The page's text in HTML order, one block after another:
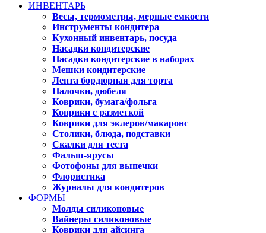
ИНВЕНТАРЬ
Весы, термометры, мерные емкости
Инструменты кондитера
Кухонный инвентарь, посуда
Насадки кондитерские
Насадки кондитерские в наборах
Мешки кондитерские
Лента бордюрная для торта
Палочки, дюбеля
Коврики, бумага/фольга
Коврики с разметкой
Коврики для эклеров/макаронс
Столики, блюда, подставки
Скалки для теста
Фальш-ярусы
Фотофоны для выпечки
Флористика
Журналы для кондитеров
ФОРМЫ
Молды силиконовые
Вайнеры силиконовые
Коврики для айсинга